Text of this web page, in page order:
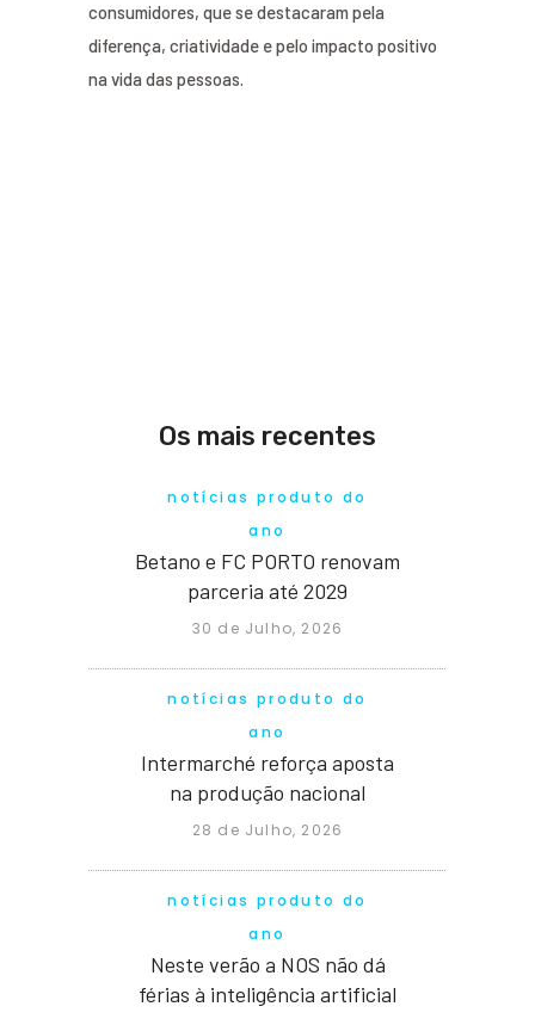
consumidores, que se destacaram pela
diferença, criatividade e pelo impacto positivo
na vida das pessoas.
Os mais recentes
notícias produto do
ano
Betano e FC PORTO renovam
parceria até 2029
30 de Julho, 2026
notícias produto do
ano
Intermarché reforça aposta
na produção nacional
28 de Julho, 2026
notícias produto do
ano
Neste verão a NOS não dá
férias à inteligência artificial